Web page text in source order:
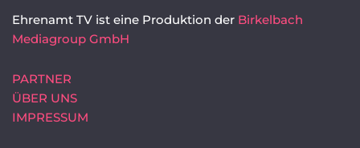
Ehrenamt TV ist eine Produktion der Birkelbach
Mediagroup GmbH
PARTNER
ÜBER UNS
IMPRESSUM